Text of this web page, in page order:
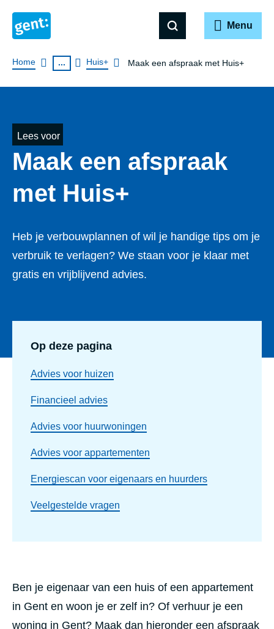
Menu
Breadcrumb
Home ... Huis+ Maak een afspraak met Huis+
Lees voor
Maak een afspraak
met Huis+
Heb je verbouwplannen of wil je handige tips om je
verbruik te verlagen? We staan voor je klaar met
gratis en vrijblijvend advies.
Op deze pagina
Advies voor huizen
Financieel advies
Advies voor huurwoningen
Advies voor appartementen
Energiescan voor eigenaars en huurders
Veelgestelde vragen
Ben je eigenaar van een huis of een appartement
in Gent en woon je er zelf in? Of verhuur je een
woning in Gent? Maak dan hieronder een afspraak